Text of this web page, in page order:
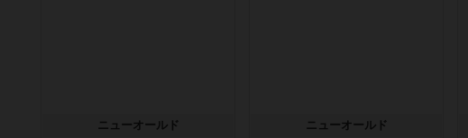
ニューオールド ニューオールド